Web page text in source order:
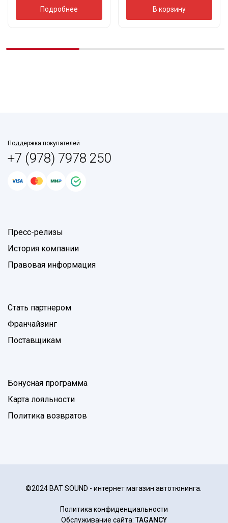
Подробнее В корзину
Поддержка покупателей
+7 (978) 7978 250
Пресс-релизы
История компании
Правовая информация
Стать партнером
Франчайзинг
Поставщикам
Бонусная программа
Карта лояльности
Политика возвратов
©2024 BAT SOUND - интернет магазин автотюнинга.
Политика конфиденциальности
Обслуживание сайта: TAGANCY